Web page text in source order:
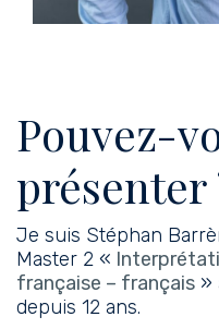
Pouvez-
présenter
Je suis Stéphan
Master 2 «
française – français »
depuis 12 ans.